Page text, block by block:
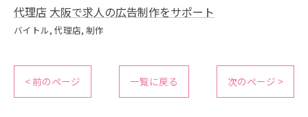
代理店 大阪で求人の広告制作をサポート
バイトル 代理店 制作
< 前のページ 一覧に戻る 次のページ >